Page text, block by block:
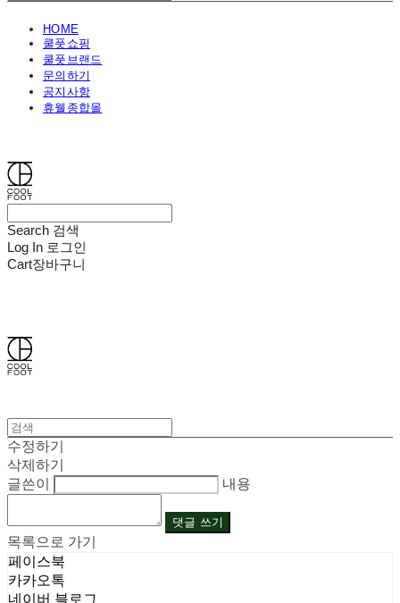
HOME
쿨풋쇼핑
쿨풋브랜드
문의하기
공지사항
휴웰종합몰
Search 검색
Log In 로그인
Cart장바구니
수정하기
삭제하기
글쓴이
내용
댓글 쓰기
목록으로 가기
페이스북
카카오톡
네이버 블로그